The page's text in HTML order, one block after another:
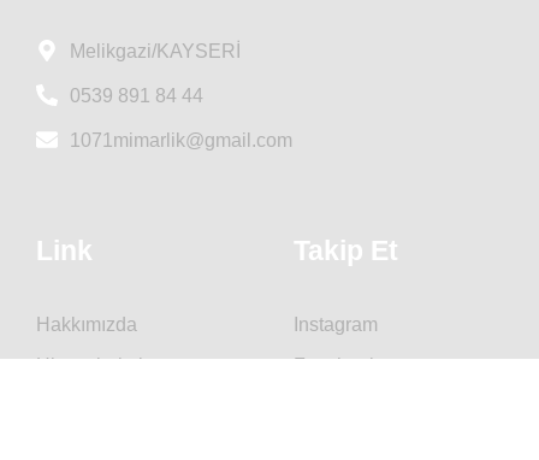
Melikgazi/KAYSERİ
0539 891 84 44
1071mimarlik@gmail.com
Link
Hakkımızda
Hizmetlerimiz
Takip Et
Instagram
Facebook